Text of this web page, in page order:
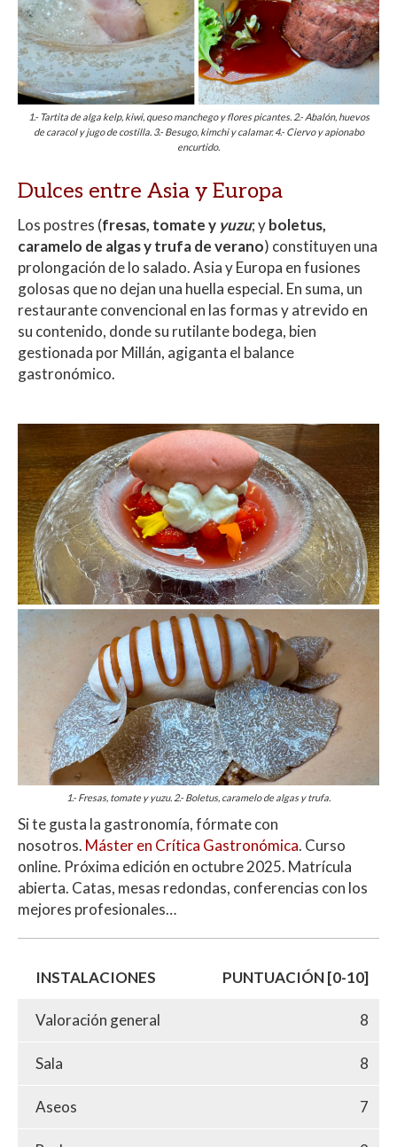
1.- Tartita de alga kelp, kiwi, queso manchego y flores picantes. 2.- Abalón, huevos
de caracol y jugo de costilla. 3.- Besugo, kimchi y calamar. 4.- Ciervo y apionabo
encurtido.
Dulces entre Asia y Europa
Los postres (fresas, tomate y yuzu; yboletus,
caramelo de algas y trufa de verano) constituyen una
prolongación de lo salado. Asia y Europa en fusiones
golosas que no dejan una huella especial. En suma, un
restaurante convencional en las formas y atrevido en
su contenido, donde su rutilante bodega, bien
gestionada por Millán, agiganta el balance
gastronómico.
1.- Fresas, tomate y yuzu. 2.- Boletus, caramelo de algas y trufa.
Si te gusta la gastronomía, fórmate con
nosotros. Máster en Crítica Gastronómica. Curso
online. Próxima edición en octubre 2025. Matrícula
abierta. Catas, mesas redondas, conferencias con los
mejores profesionales…
INSTALACIONES PUNTUACIÓN [0-10]
Valoración general 8
Sala 8
Aseos 7